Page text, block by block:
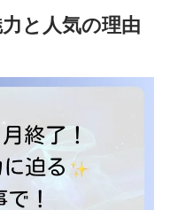
と人気の理由